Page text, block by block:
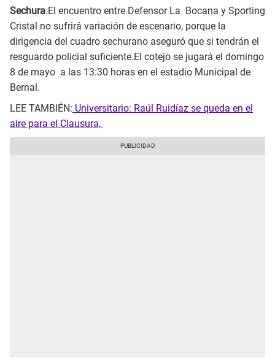
Sechura.El encuentro entre Defensor La Bocana y Sporting
Cristal no sufrirá variación de escenario, porque la
dirigencia del cuadro sechurano aseguró que si tendrán el
resguardo policial suficiente.El cotejo se jugará el domingo
8 de mayo a las 13:30 horas en el estadio Municipal de
Bernal.
LEE TAMBIÉN: Universitario: Raúl Ruidíaz se queda en el
aire para el Clausura,